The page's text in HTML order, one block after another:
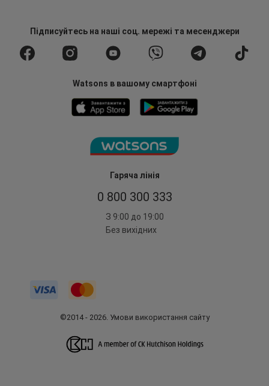
Гаряча лінія
0 800 300 333
З 9:00 до 19:00
Без вихідних
Підписуйтесьна наші соц. мережі та месенджери
Watsons в вашому смартфоні
©2014 - 2026. Умови використання сайту